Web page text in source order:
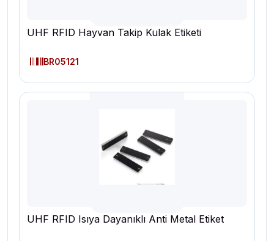
UHF RFID Hayvan Takip Kulak Etiketi
BR05121
UHF RFID Isıya Dayanıklı Anti Metal Etiket